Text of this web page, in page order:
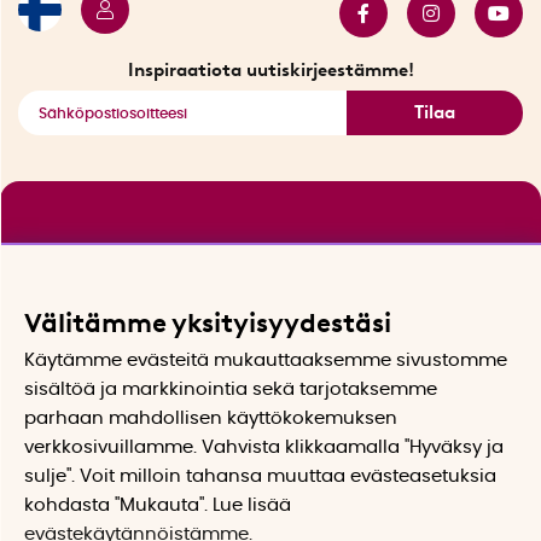
Katso kaikki älykkäät tuotteet
Inspiraatiota uutiskirjeestämme!
Tilaa
Välitämme yksityisyydestäsi
Käytämme evästeitä mukauttaaksemme sivustomme
sisältöä ja markkinointia sekä tarjotaksemme
parhaan mahdollisen käyttökokemuksen
verkkosivuillamme. Vahvista klikkaamalla "Hyväksy ja
sulje". Voit milloin tahansa muuttaa evästeasetuksia
kohdasta "Mukauta". Lue lisää
evästekäytännöistämme